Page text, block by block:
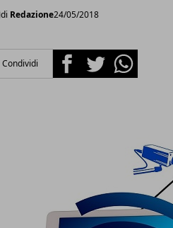
di Redazione24/05/2018
Condividi FacebookTwitterWhatsapp